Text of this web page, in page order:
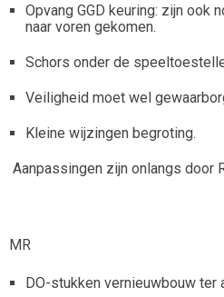
Opvang GGD keuring: zijn ook
naar voren gekomen.
Schors onder de
Veiligheid moet wel
Kleine wijzingen begroting.
Aanpassingen zijn onlangs door
MR
DO-stukken vernieuwbouw ter